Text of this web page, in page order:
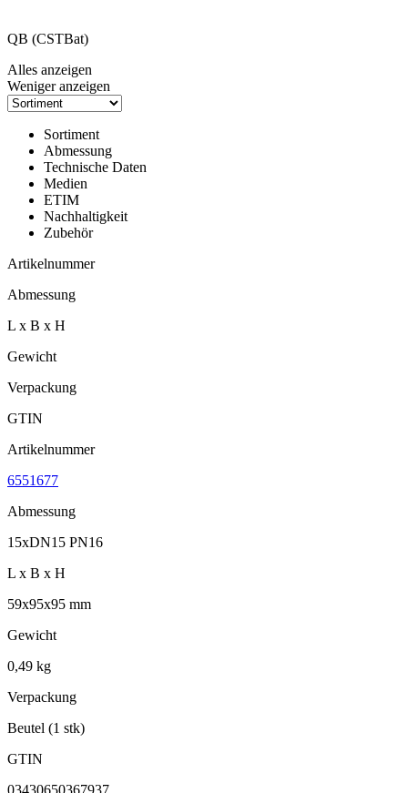
QB (CSTBat)
Alles anzeigen
Weniger anzeigen
Sortiment
Abmessung
Technische Daten
Medien
ETIM
Nachhaltigkeit
Zubehör
Artikelnummer
Abmessung
L x B x H
Gewicht
Verpackung
GTIN
Artikelnummer
6551677
Abmessung
15xDN15 PN16
L x B x H
59x95x95 mm
Gewicht
0,49 kg
Verpackung
Beutel (1 stk)
GTIN